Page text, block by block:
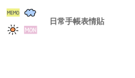
日常手帳表情貼